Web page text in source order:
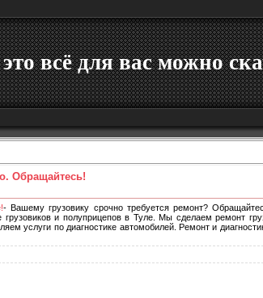
всё для вас можно
Обращайтесь!
- Вашему грузовику срочно требуется ремонт?
и полуприцепов в Туле. Мы сделаем ремонт
услуги по диагностике автомобилей. Ремонт и